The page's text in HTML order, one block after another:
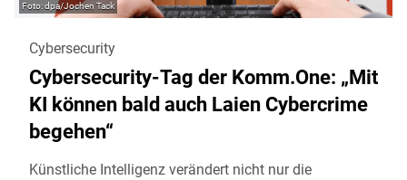
dpa/Jochen Tack
Cybersecurity
Cybersecurity-Tag der Komm.One: „Mit
KI können bald auch Laien Cybercrime
begehen“
Künstliche Intelligenz verändert nicht nur die